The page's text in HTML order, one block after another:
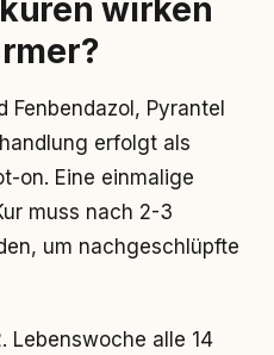
wirken
Fenbendazol, Pyrantel
erfolgt als
on. Eine einmalige
muss nach 2-3
um nachgeschlüpfte
Lebenswoche alle 14